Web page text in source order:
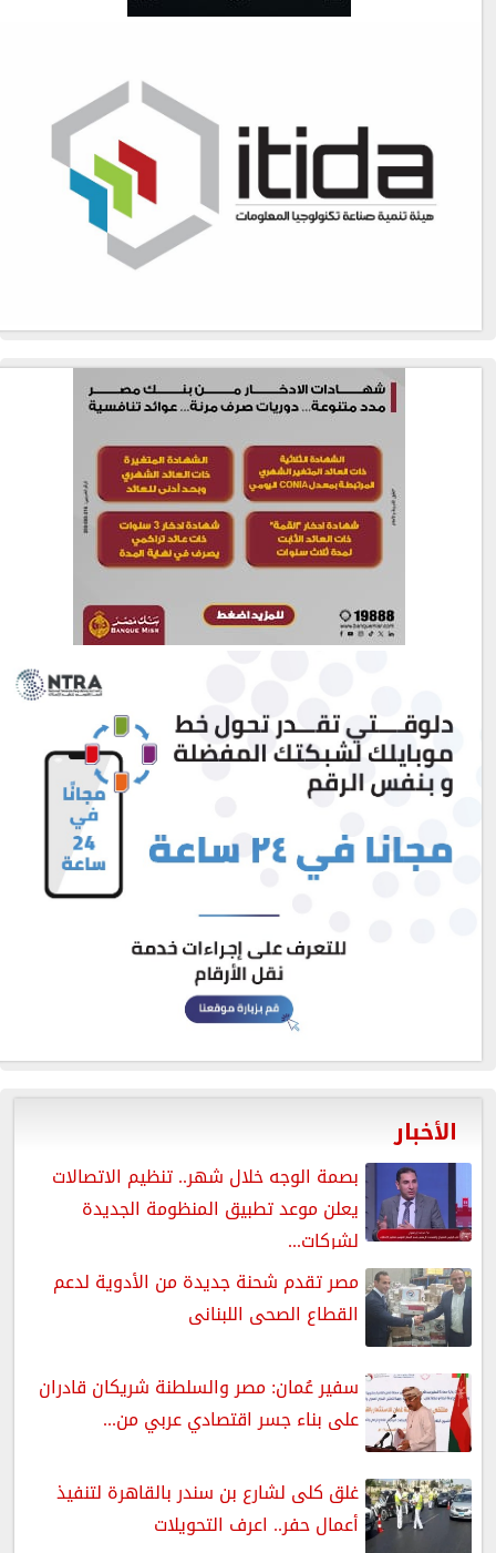
الأخبار
بصمة الوجه خلال شهر.. تنظيم الاتصالات
يعلن موعد تطبيق المنظومة الجديدة
لشركات...
مصر تقدم شحنة جديدة من الأدوية لدعم
القطاع الصحى اللبنانى
سفير عُمان: مصر والسلطنة شريكان قادران
على بناء جسر اقتصادي عربي من...
غلق كلى لشارع بن سندر بالقاهرة لتنفيذ
أعمال حفر.. اعرف التحويلات